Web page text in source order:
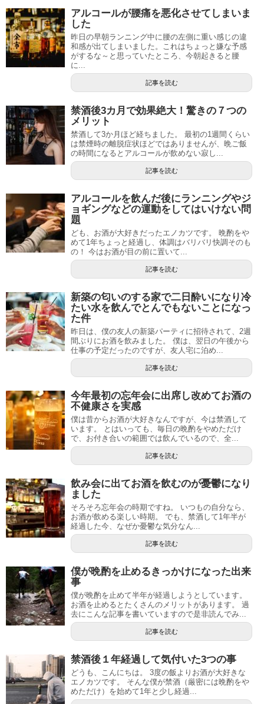
アルコールが腰痛を悪化させてしまいま
した
昨日の早朝ランニング中に腰の左側に重い感じの違
和感が出てしまいました。これはちょっと嫌な予感
がするな～と思っていたところ、今朝起きると腰
に...
記事を読む
禁酒後3カ月で効果絶大！驚きの７つの
メリット
禁酒して3か月ほど経ちました。 最初の1週間くらい
は禁煙時の離脱症状ほどではありませんが、晩ご飯
の時間になるとアルコールが飲めない寂し...
記事を読む
アルコールを飲んだ後にランニングやジ
ョギングなどの運動をしてはいけない問
題
ども、お酒が大好きだったエノカツです。 晩酌をや
めて1年ちょっと経過し、体調はバリバリ快調そのも
の！ 今はお酒が目の前に置いて...
記事を読む
新築の匂いのする家で二日酔いになり冷
たい水を飲んでとんでもないことになっ
た件
昨日は、僕の友人の新築パーティに招待されて、2週
間ぶりにお酒を飲みました。 僕は、翌日の午後から
仕事の予定だったのですが、友人宅に泊め...
記事を読む
今年最初の忘年会に出席し改めてお酒の
不健康さを実感
僕は昔からお酒が大好きなんですが、今は禁酒して
います。 とはいっても、毎日の晩酌をやめただけ
で、お付き合いの範囲では飲んでいるので、全...
記事を読む
飲み会に出てお酒を飲むのが憂鬱になり
ました
そろそろ忘年会の時期ですね。 いつもの自分なら、
お酒が飲める楽しい時期。 でも、禁酒して1年半が
経過した今、なぜか憂鬱な気分なん...
記事を読む
僕が晩酌を止めるきっかけになった出来
事
僕が晩酌を止めて半年が経過しようとしています。
お酒を止めるとたくさんのメリットがあります。 過
去にこんな記事を書いていますので是非読んでみ...
記事を読む
禁酒後１年経過して気付いた3つの事
どうも、こんにちは。 3度の飯よりお酒が大好きな
エノカツです。 そんな僕が禁酒（厳密には晩酌をや
めただけ）を始めて1年と少し経過...